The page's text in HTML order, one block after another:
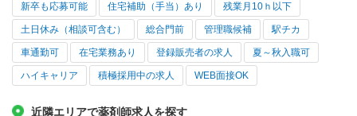
新卒も応募可能 住宅補助（手当）あり 残業月10ｈ以下
土日休み（相談可含む） 総合門前 管理職候補 駅チカ
車通勤可 在宅業務あり 登録販売者の求人 夏～秋入職可
ハイキャリア 積極採用中の求人 WEB面接OK
近隣エリアで薬剤師求人を探す